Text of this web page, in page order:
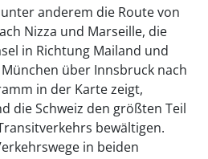
anderem die Route von
Nizza und Marseille, die
in Richtung Mailand und
über Innsbruck nach
in der Karte zeigt,
die Schweiz den größten Teil
bewältigen.
in beiden